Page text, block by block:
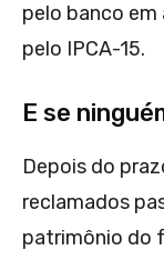
pelo banco em
pelo IPCA-15.
E se
Depois do
reclamados
patrimônio do